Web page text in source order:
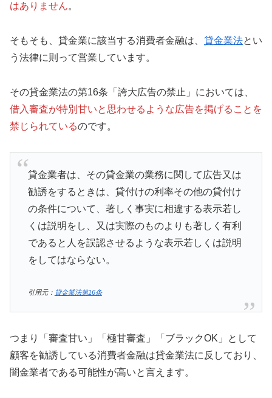
はありません。
そもそも、貸金業に該当する消費者金融は、 貸金業法とい
う法律に則って営業しています。
その貸金業法の第16条「誇大広告の禁止」においては、
借入審査が特別甘いと思わせるような広告を掲げることを
禁じられているのです。
貸金業者は、その貸金業の業務に関して広告又は
勧誘をするときは、貸付けの利率その他の貸付け
の条件について、著しく事実に相違する表示若し
くは説明をし、又は実際のものよりも著しく有利
であると人を誤認させるような表示若しくは説明
をしてはならない。
引用元： 貸金業法第16条
つまり「審査甘い」「極甘審査」「ブラックOK」として
顧客を勧誘している消費者金融は貸金業法に反しており、
闇金業者である可能性が高いと言えます。